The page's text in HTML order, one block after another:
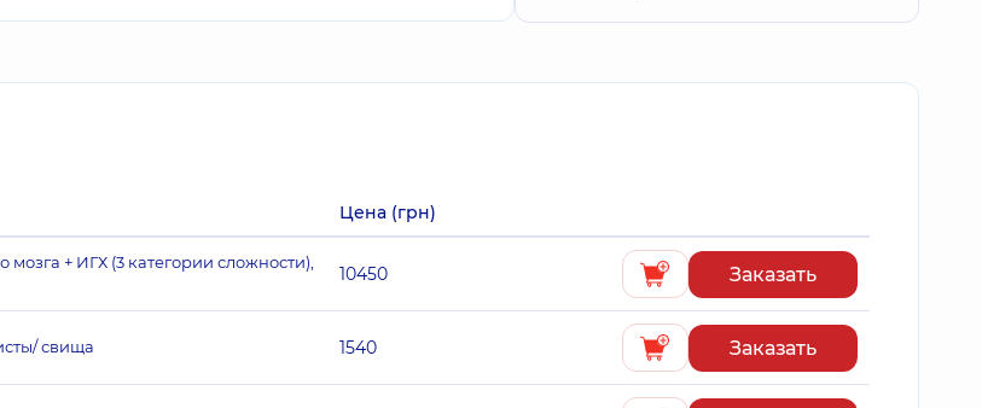
Цена (грн)
+ ИГХ (3 категории сложности),
10450 Заказать
свища 1540 Заказать